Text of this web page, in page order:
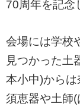
70周年を記念
会場には学校
見つかった土
本小中)から
須恵器や土師